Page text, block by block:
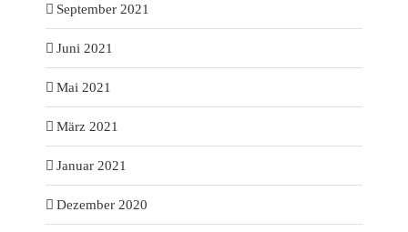
September 2021
Juni 2021
Mai 2021
März 2021
Januar 2021
Dezember 2020